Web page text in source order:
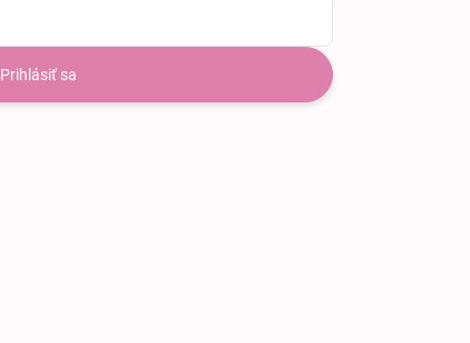
Prihlásiť sa